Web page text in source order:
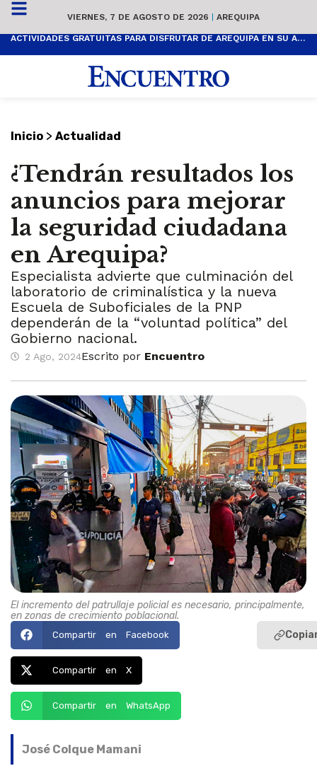
VIERNES, 7 DE AGOSTO DE 2026 | AREQUIPA
ACTIVIDADES GRATUITAS PARA DISFRUTAR DE AREQUIPA EN SU ANIVERSARIO
Inicio > Actualidad
¿Tendrán resultados los
anuncios para mejorar
la seguridad ciudadana
en Arequipa?
Especialista advierte que culminación del
laboratorio de criminalística y la nueva
Escuela de Suboficiales de la PNP
dependerán de la “voluntad política” del
Gobierno nacional.
2 Ago, 2024Escrito por Encuentro
El incremento del patrullaje policial es necesario, principalmente,
en zonas de crecimiento poblacional.
Compartir en Facebook
Compartir en X
Compartir en WhatsApp
José Colque Mamani